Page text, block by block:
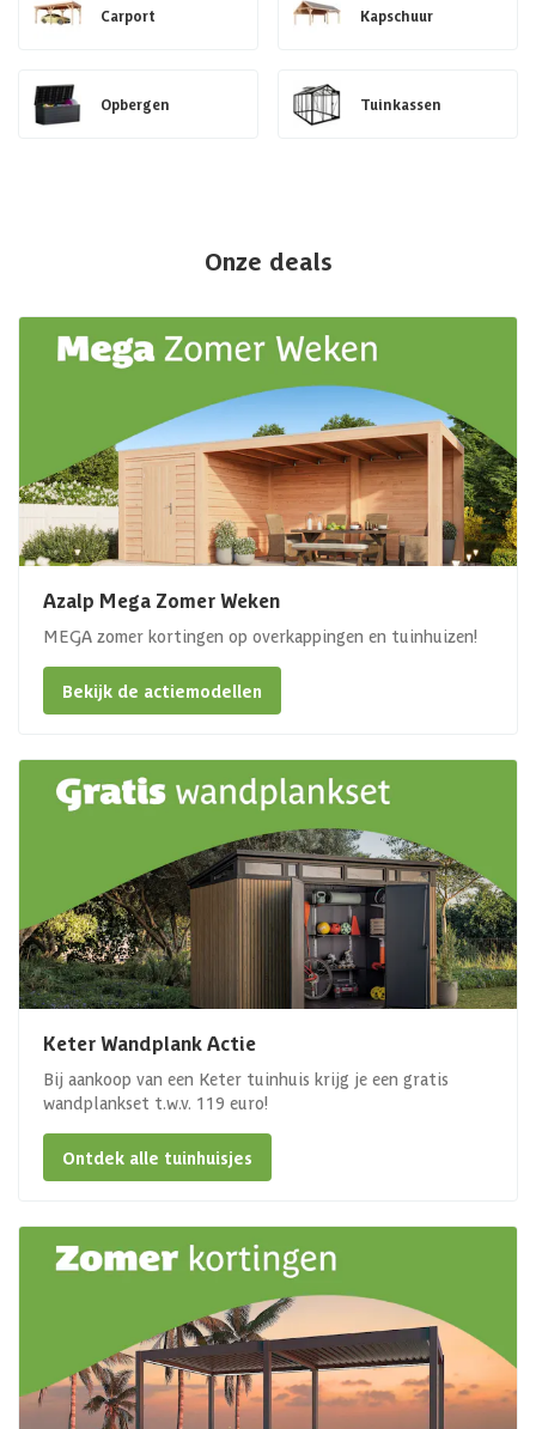
Carport Kapschuur
Opbergen Tuinkassen
Onze deals
Azalp Mega Zomer Weken
MEGA zomer kortingen op overkappingen en tuinhuizen!
Bekijk de actiemodellen
Keter Wandplank Actie
Bij aankoop van een Keter tuinhuis krijg je een gratis
wandplankset t.w.v. 119 euro!
Ontdek alle tuinhuisjes